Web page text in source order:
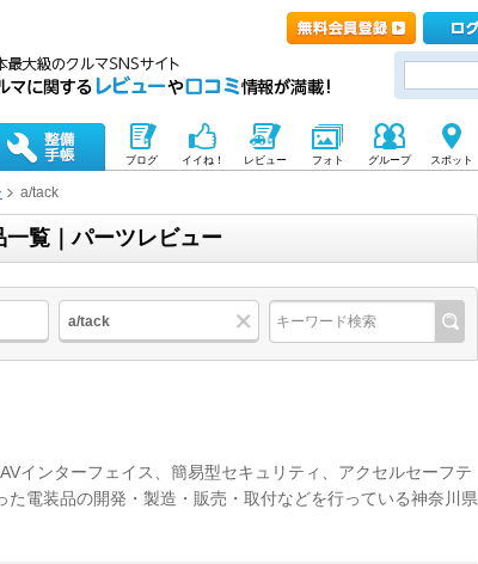
ブログ イイね！ レビュー フォト グループ スポット
a/tack
覧｜パーツレビュー
a/tack
インターフェイス、簡易型セキュリティ、アクセルセーフテ
た電装品の開発・製造・販売・取付などを行っている神奈川県